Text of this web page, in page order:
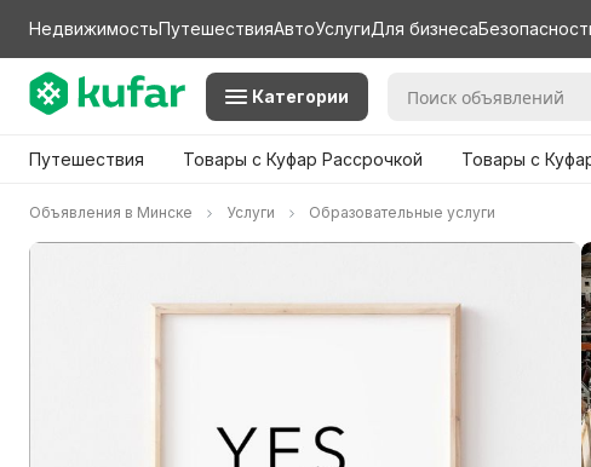
НедвижимостьПутешествияАвтоУслугиДля бизнеса
Категории
Путешествия Товары с Куфар Рассрочкой Товары с
Объявления в Минске Услуги Образовательные услуги